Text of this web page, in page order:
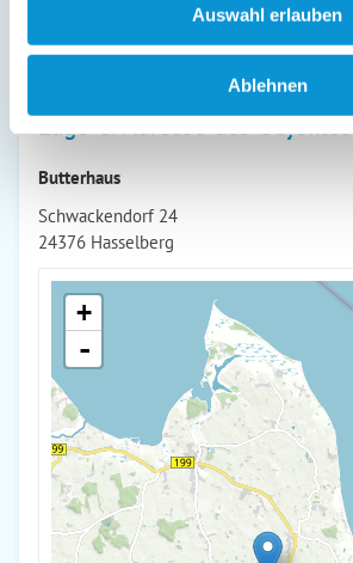
Auswahl erlauben
Ablehnen
Lage & Adresse des Objektes
Butterhaus
Schwackendorf 24
24376 Hasselberg
+
-